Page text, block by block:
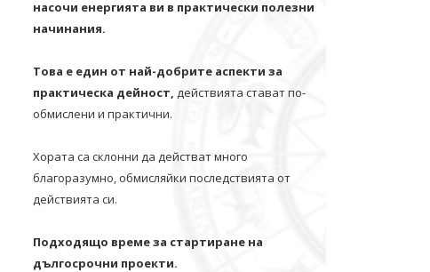
насочи енергията ви в практически полезни
начинания.
Това е един от най-добрите аспекти за
практическа дейност, действията стават по-
обмислени и практични.
Хората са склонни да действат много
благоразумно, обмисляйки последствията от
действията си.
Подходящо време за стартиране на
дългосрочни проекти.